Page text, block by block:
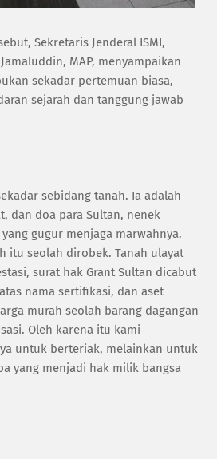
Sekretaris Jenderal ISMI,
MAP, menyampaikan
sekadar pertemuan biasa,
sejarah dan tanggung jawab
sebidang tanah. Ia adalah
dan doa para Sultan, nenek
gugur menjaga marwahnya.
itu seolah dirobek. Tanah ulayat
surat hak Grant Sultan dicabut
nama sertifikasi, dan aset
murah seolah barang dagangan
Oleh karena itu kami
untuk berteriak, melainkan untuk
yang menjadi hak milik bangsa